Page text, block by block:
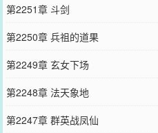
舞。请星君上禀灵霄宝殿，羽飘零
父，终身服侍。太白星君表情呆滞
做个欢天喜地的“七仙女”，嗯，八
洪荒世界，仙狐志怪传奇。
您要是觉得《公若不弃，愿拜为义父
群和微博微信里的朋友推荐哦！
第2251章 斗剑
第2250章 兵祖的道果
第2249章 玄女下场
第2248章 法天象地
第2247章 群英战凤仙